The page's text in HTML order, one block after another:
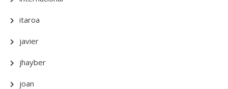
itaroa
javier
jhayber
joan